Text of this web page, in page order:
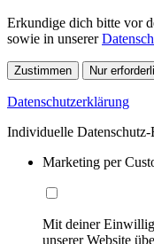
Erkundige dich bitte vor
sowie in unserer
Zustimmen Nur
Datenschutzerklärung
Individuelle Datenschutz-
Marketing per
Mit deiner
unserer Website